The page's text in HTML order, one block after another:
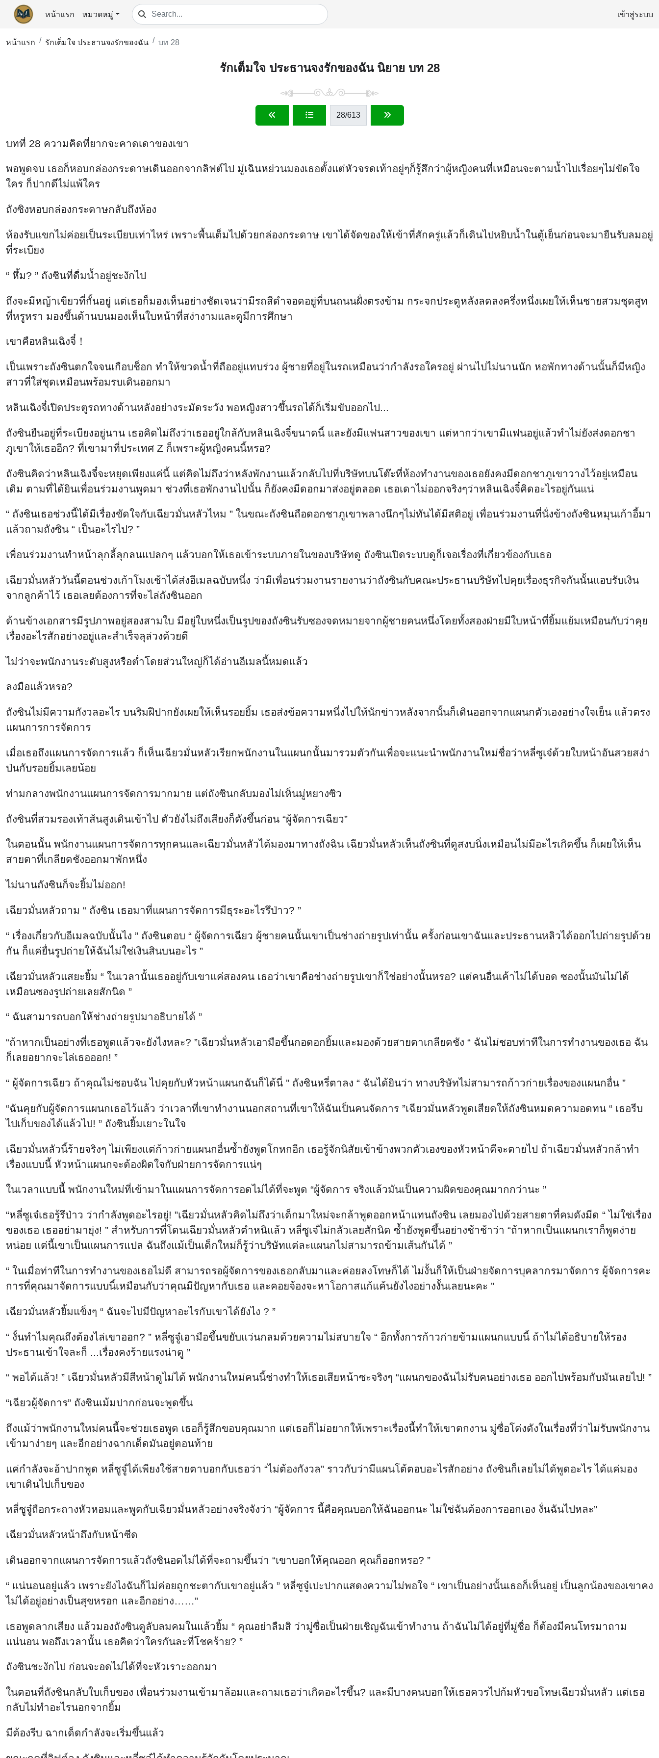
หน้าแรก หมวดหมู่ เข้าสู่ระบบ
หน้าแรก รักเต็มใจ ประธานจงรักของฉัน บท 28
รักเต็มใจ ประธานจงรักของฉัน นิยาย บท 28
28/613
บทที่ 28 ความคิดที่ยากจะคาดเดาของเขา
พอพูดจบ เธอก็หอบกล่องกระดาษเดินออกจากลิฟต์ไป มู่เฉินหย่วนมองเธอตั้งแต่หัวจรดเท้าอยู่ๆก็รู้สึกว่าผู้หญิงคนที่เหมือนจะตามน้ำไปเรื่อยๆไม่ขัดใจ
ใคร ก็ปากดีไม่แพ้ใคร
ถังซิงหอบกล่องกระดาษกลับถึงห้อง
ห้องรับแขกไม่ค่อยเป็นระเบียบเท่าไหร่ เพราะพื้นเต็มไปด้วยกล่องกระดาษ เขาได้จัดของให้เข้าที่สักครู่แล้วก็เดินไปหยิบน้ำในตู้เย็นก่อนจะมายืนรับลมอยู่
ที่ระเบียง
“ หึ้ม? ” ถังซินที่ดื่มน้ำอยู่ชะงักไป
ถึงจะมีหญ้าเขียวที่กั้นอยู่ แต่เธอก็มองเห็นอย่างชัดเจนว่ามีรถสีดำจอดอยู่ที่บนถนนฝั่งตรงข้าม กระจกประตูหลังลดลงครึ่งหนึ่งเผยให้เห็นชายสวมชุดสูท
ที่หรูหรา มองขึ้นด้านบนมองเห็นใบหน้าที่สง่างามและดูมีการศึกษา
เขาคือหลินเฉิงจี๋！
เป็นเพราะถังซินตกใจจนเกือบช็อก ทำให้ขวดน้ำที่ถืออยู่แทบร่วง ผู้ชายที่อยู่ในรถเหมือนว่ากำลังรอใครอยู่ ผ่านไปไม่นานนัก หอพักทางด้านนั้นก็มีหญิง
สาวที่ใส่ชุดเหมือนพร้อมรบเดินออกมา
หลินเฉิงจี๋เปิดประตูรถทางด้านหลังอย่างระมัดระวัง พอหญิงสาวขึ้นรถได้ก็เริ่มขับออกไป...
ถังซินยืนอยู่ที่ระเบียงอยู่นาน เธอคิดไม่ถึงว่าเธออยู่ใกล้กับหลินเฉิงจี๋ขนาดนี้ และยังมีแฟนสาวของเขา แต่หากว่าเขามีแฟนอยู่แล้วทำไม่ยังส่งดอกชา
ภูเขาให้เธออีก? ที่เขามาที่ประเทศ Z ก็เพราะผู้หญิงคนนี้หรอ?
ถังซินคิดว่าหลินเฉิงจี๋จะหยุดเพียงแค่นี้ แต่คิดไม่ถึงว่าหลังพักงานแล้วกลับไปที่บริษัทบนโต๊ะที่ห้องทำงานของเธอยังคงมีดอกชาภูเขาวางไว้อยู่เหมือน
เดิม ตามที่ได้ยินเพื่อนร่วมงานพูดมา ช่วงที่เธอพักงานไปนั้น ก็ยังคงมีดอกมาส่งอยู่ตลอด เธอเดาไม่ออกจริงๆว่าหลินเฉิงจี๋คิดอะไรอยู่กันแน่
“ ถังซินเธอช่วงนี้ได้มีเรื่องขัดใจกับเฉียวมั่นหลัวไหม ” ในขณะถังซินถือดอกชาภูเขาพลางนึกๆไม่ทันได้มีสติอยู่ เพื่อนร่วมงานที่นั่งข้างถังซินหมุนเก้าอี้มา
แล้วถามถังซิน “ เป็นอะไรไป? ”
เพื่อนร่วมงานทำหน้าลุกลี้ลุกลนแปลกๆ แล้วบอกให้เธอเข้าระบบภายในของบริษัทดู ถังซินเปิดระบบดูก็เจอเรื่องที่เกี่ยวข้องกับเธอ
เฉียวมั่นหลัววันนี้ตอนช่วงเก้าโมงเช้าได้ส่งอีเมลฉบับหนึ่ง ว่ามีเพื่อนร่วมงานรายงานว่าถังซินกับคณะประธานบริษัทไปคุยเรื่องธุรกิจกันนั้นแอบรับเงิน
จากลูกค้าไว้ เธอเลยต้องการที่จะไล่ถังซินออก
ด้านข้างเอกสารมีรูปภาพอยู่สองสามใบ มีอยู่ใบหนึ่งเป็นรูปของถังซินรับซองจดหมายจากผู้ชายคนหนึ่งโดยทั้งสองฝ่ายมีใบหน้าที่ยิ้มแย้มเหมือนกับว่าคุย
เรื่องอะไรสักอย่างอยู่และสำเร็จลุล่วงด้วยดี
ไม่ว่าจะพนักงานระดับสูงหรือต่ำโดยส่วนใหญ่ก็ได้อ่านอีเมลนี้หมดแล้ว
ลงมือแล้วหรอ?
ถังซินไม่มีความกังวลอะไร บนริมฝีปากยังเผยให้เห็นรอยยิ้ม เธอส่งข้อความหนึ่งไปให้นักข่าวหลังจากนั้นก็เดินออกจากแผนกตัวเองอย่างใจเย็น แล้วตรง
แผนการการจัดการ
เมื่อเธอถึงแผนการจัดการแล้ว ก็เห็นเฉียวมั่นหลัวเรียกพนักงานในแผนกนั้นมารวมตัวกันเพื่อจะแนะนำพนักงานใหม่ชื่อว่าหลี่ซูเจ๋ด้วยใบหน้าอันสวยสง่า
ป่นกับรอยยิ้มเลยน้อย
ท่ามกลางพนักงานแผนการจัดการมากมาย แต่ถังซินกลับมองไม่เห็นมู่หยางซิว
ถังซินที่สวมรองเท้าส้นสูงเดินเข้าไป ตัวยังไม่ถึงเสียงก็ดังขึ้นก่อน “ผู้จัดการเฉียว”
ในตอนนั้น พนักงานแผนการจัดการทุกคนและเฉียวมั่นหลัวได้มองมาทางถังฉิน เฉียวมั่นหลัวเห็นถังซินที่ดูสงบนิ่งเหมือนไม่มีอะไรเกิดขึ้น ก็เผยให้เห็น
สายตาที่เกลียดชังออกมาพักหนึ่ง
ไม่นานถังซินก็จะยิ้มไม่ออก!
เฉียวมั่นหลัวถาม “ ถังซิน เธอมาที่แผนการจัดการมีธุระอะไรรึป่าว? ”
“ เรื่องเกี่ยวกับอีเมลฉบับนั้นไง ” ถังซินตอบ “ ผู้จัดการเฉียว ผู้ชายคนนั้นเขาเป็นช่างถ่ายรูปเท่านั้น ครั้งก่อนเขาฉันและประธานหลิวได้ออกไปถ่ายรูปด้วย
กัน ก็แค่ยื่นรูปถ่ายให้ฉันไม่ใช่เงินสินบนอะไร ”
เฉียวมั่นหลัวแสยะยิ้ม “ ในเวลานั้นเธออยู่กับเขาแค่สองคน เธอว่าเขาคือช่างถ่ายรูปเขาก็ใช่อย่างนั้นหรอ? แต่คนอื่นเค้าไม่ได้บอด ซองนั้นมันไม่ได้
เหมือนซองรูปถ่ายเลยสักนิด ”
“ ฉันสามารถบอกให้ช่างถ่ายรูปมาอธิบายได้ ”
“ถ้าหากเป็นอย่างที่เธอพูดแล้วจะยังไงหละ? ”เฉียวมั่นหลัวเอามือขึ้นกอดอกยิ้มและมองด้วยสายตาเกลียดชัง “ ฉันไม่ชอบท่าทีในการทำงานของเธอ ฉัน
ก็เลยอยากจะไล่เธอออก! ”
“ แน่นอนอยู่แล้ว เพราะยังไงฉันก็ไม่ค่อยถูกชะตากับเขาอยู่แล้ว ” หลี่ซูจู๋เปะปากแสดงความไม่พอใจ “ เขาเป็นอย่างนั้นเธอก็เห็นอยู่ เป็นลูกน้องของเขาคง
ไม่ได้อยู่อย่างเป็นสุขหรอก และอีกอย่าง……”
เธอพูดลากเสียง แล้วมองถังซินดูลับลมคมในแล้วยิ้ม “ คุณอย่าลืมสิ ว่ามู่ซื่อเป็นฝ่ายเชิญฉันเข้าทำงาน ถ้าฉันไม่ได้อยู่ที่มู่ซื่อ ก็ต้องมีคนโทรมาถาม
แน่นอน พอถึงเวลานั้น เธอคิดว่าใครกันละที่โชคร้าย? ”
ถังซินชะงักไป ก่อนจะอดไม่ได้ที่จะหัวเราะออกมา
ในตอนที่ถังซินกลับใบเก็บของ เพื่อนร่วมงานเข้ามาล้อมและถามเธอว่าเกิดอะไรขึ้น? และมีบางคนบอกให้เธอควรไปก้มหัวขอโทษเฉียวมั่นหลัว แต่เธอ
กลับไม่ทำอะไรนอกจากยิ้ม
มีต้องรีบ ฉากเด็ดกำลังจะเริ่มขึ้นแล้ว